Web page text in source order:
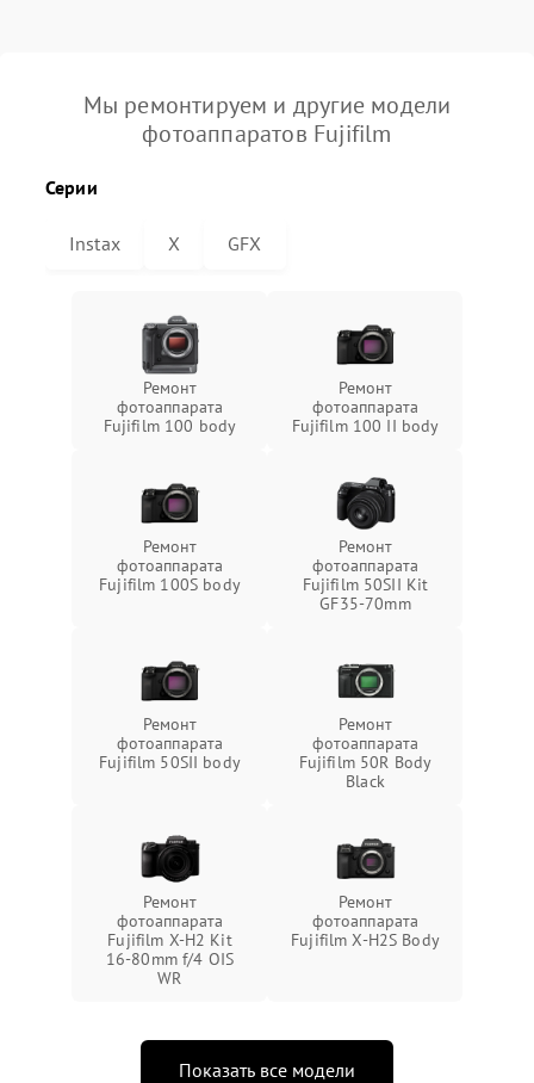
Мы ремонтируем и другие модели
фотоаппаратов Fujifilm
Серии
Instax X GFX
Ремонт
фотоаппарата
Fujifilm 100 body
Ремонт
фотоаппарата
Fujifilm 100 II body
Ремонт
фотоаппарата
Fujifilm 100S body
Ремонт
фотоаппарата
Fujifilm 50SII Kit
GF35-70mm
Ремонт
фотоаппарата
Fujifilm 50SII body
Ремонт
фотоаппарата
Fujifilm 50R Body
Black
Ремонт
фотоаппарата
Fujifilm X-H2 Kit
16-80mm f/4 OIS
WR
Ремонт
фотоаппарата
Fujifilm X-H2S Body
Показать все модели